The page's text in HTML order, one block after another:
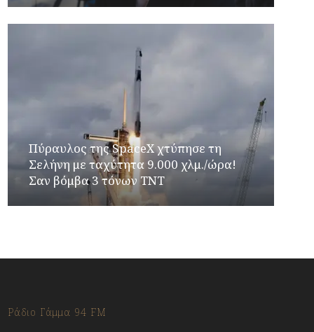
Πύραυλος της SpaceX χτύπησε τη
Σελήνη με ταχύτητα 9.000 χλμ./ώρα!
Σαν βόμβα 3 τόνων TNT
Ράδιο Γάμμα 94 FM